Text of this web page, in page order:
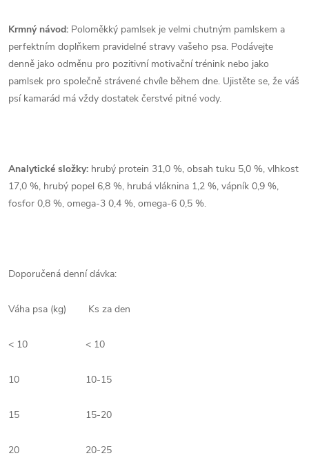
Krmný návod: Poloměkký pamlsek je velmi chutným pamlskem a
perfektním doplňkem pravidelné stravy vašeho psa. Podávejte
denně jako odměnu pro pozitivní motivační trénink nebo jako
pamlsek pro společně strávené chvíle během dne. Ujistěte se, že váš
psí kamarád má vždy dostatek čerstvé pitné vody.
Analytické složky: hrubý protein 31,0 %, obsah tuku 5,0 %, vlhkost
17,0 %, hrubý popel 6,8 %, hrubá vláknina 1,2 %, vápník 0,9 %,
fosfor 0,8 %, omega-3 0,4 %, omega-6 0,5 %.
Doporučená denní dávka:
Váha psa (kg) Ks za den
< 10 < 10
10 10-15
15 15-20
20 20-25